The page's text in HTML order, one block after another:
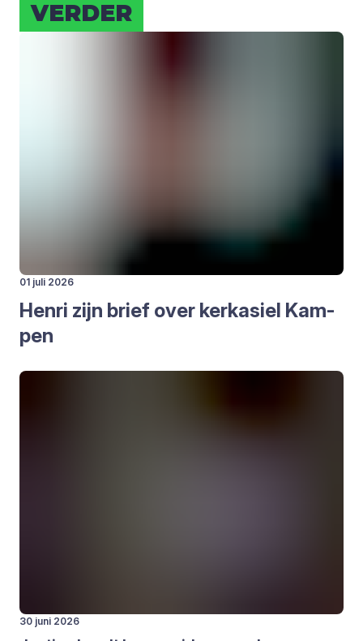
VER­DER
01 juli 2026
Hen­ri zijn brief over kerk­asiel Kam­
pen
30 juni 2026